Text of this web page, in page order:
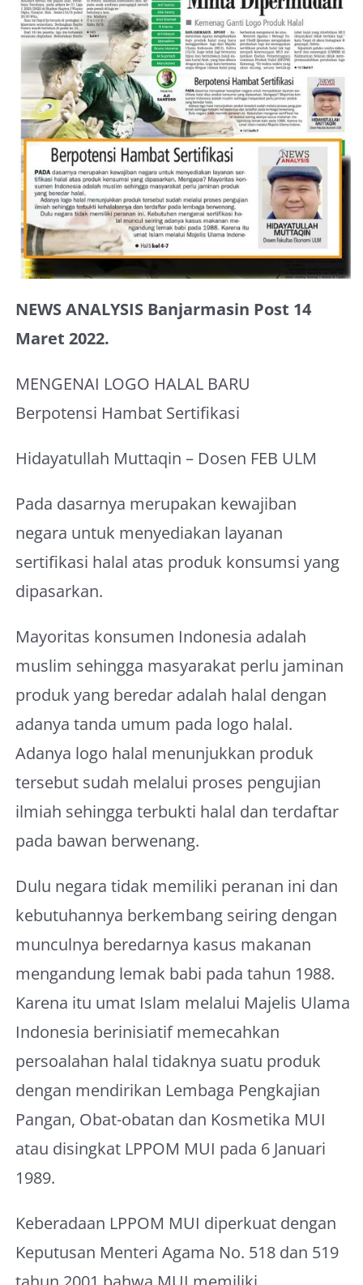
About Me
NEWS ANALYSIS Banjarmasin Post 14
Maret 2022.
MENGENAI LOGO HALAL BARU
Berpotensi Hambat Sertifikasi
Hidayatullah Muttaqin – Dosen FEB ULM
Pada dasarnya merupakan kewajiban
negara untuk menyediakan layanan
sertifikasi halal atas produk konsumsi yang
dipasarkan.
Mayoritas konsumen Indonesia adalah
muslim sehingga masyarakat perlu jaminan
produk yang beredar adalah halal dengan
adanya tanda umum pada logo halal.
Adanya logo halal menunjukkan produk
tersebut sudah melalui proses pengujian
ilmiah sehingga terbukti halal dan terdaftar
pada bawan berwenang.
Dulu negara tidak memiliki peranan ini dan
kebutuhannya berkembang seiring dengan
munculnya beredarnya kasus makanan
mengandung lemak babi pada tahun 1988.
Karena itu umat Islam melalui Majelis Ulama
Indonesia berinisiatif memecahkan
persoalahan halal tidaknya suatu produk
dengan mendirikan Lembaga Pengkajian
Pangan, Obat-obatan dan Kosmetika MUI
atau disingkat LPPOM MUI pada 6 Januari
1989.
Keberadaan LPPOM MUI diperkuat dengan
Keputusan Menteri Agama No. 518 dan 519